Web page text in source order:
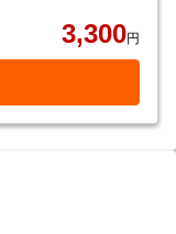
3,300円